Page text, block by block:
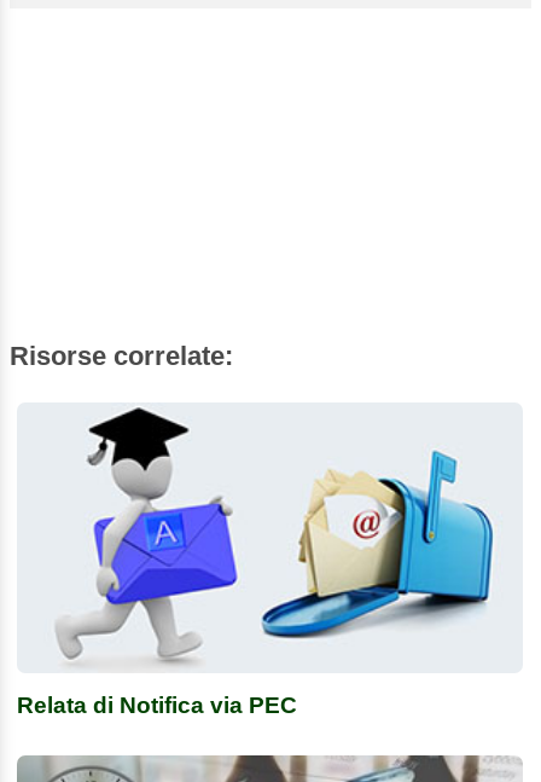
Risorse correlate:
Relata di Notifica via PEC